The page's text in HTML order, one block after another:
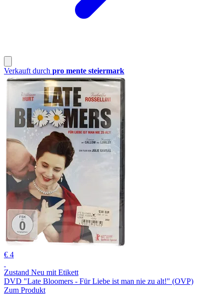
Verkauft durch pro mente steiermark
€ 4
Zustand Neu mit Etikett
DVD "Late Bloomers - Für Liebe ist man nie zu alt!" (OVP)
Zum Produkt